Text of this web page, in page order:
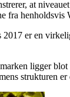
at
fra henholdsvis
er en
ligger
strukturen er